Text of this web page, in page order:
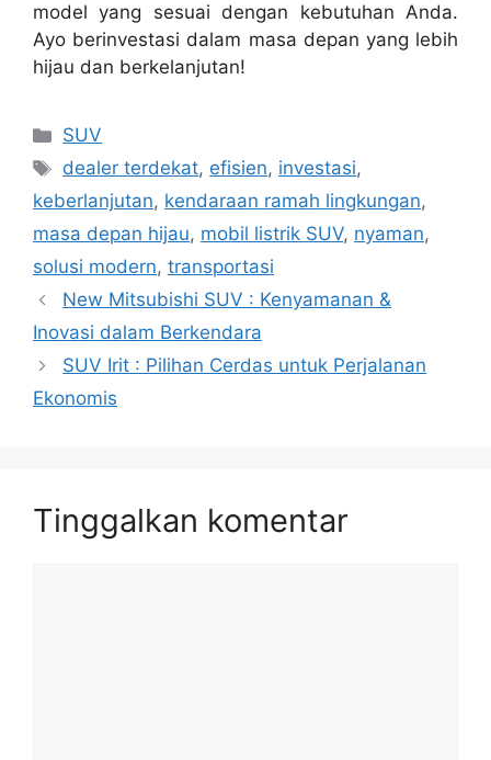
model yang sesuai dengan kebutuhan Anda.
Ayo berinvestasi dalam masa depan yang lebih
hijau dan berkelanjutan!
Kategori
SUV
Tag
dealer terdekat, efisien, investasi,
keberlanjutan, kendaraan ramah lingkungan,
masa depan hijau, mobil listrik SUV, nyaman,
solusi modern, transportasi
New Mitsubishi SUV : Kenyamanan &
Inovasi dalam Berkendara
SUV Irit : Pilihan Cerdas untuk Perjalanan
Ekonomis
Tinggalkan komentar